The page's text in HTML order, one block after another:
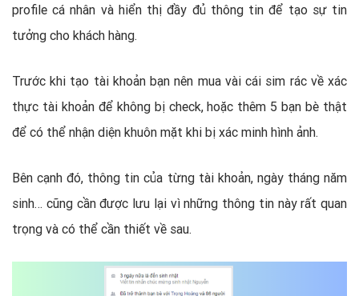
profile cá nhân và hiển thị đầy đủ thông tin để tạo sự tin
tưởng cho khách hàng.
Trước khi tạo tài khoản bạn nên mua vài cái sim rác về xác
thực tài khoản để không bị check, hoặc thêm 5 bạn bè thật
để có thể nhận diện khuôn mặt khi bị xác minh hình ảnh.
Bên cạnh đó, thông tin của từng tài khoản, ngày tháng năm
sinh… cũng cần được lưu lại vì những thông tin này rất quan
trọng và có thể cần thiết về sau.